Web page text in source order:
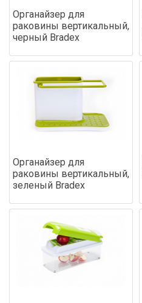
Органайзер для
раковины вертикальный,
черный Bradex
Органайзер для
раковины вертикальный,
зеленый Bradex